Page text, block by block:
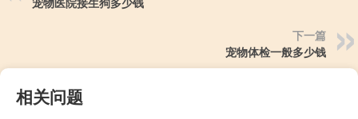
下一篇
宠物体检一般多少钱
相关问题